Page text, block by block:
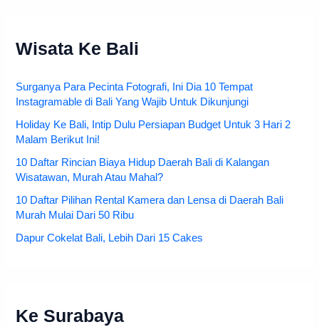
Wisata Ke Bali
Surganya Para Pecinta Fotografi, Ini Dia 10 Tempat
Instagramable di Bali Yang Wajib Untuk Dikunjungi
Holiday Ke Bali, Intip Dulu Persiapan Budget Untuk 3 Hari 2
Malam Berikut Ini!
10 Daftar Rincian Biaya Hidup Daerah Bali di Kalangan
Wisatawan, Murah Atau Mahal?
10 Daftar Pilihan Rental Kamera dan Lensa di Daerah Bali
Murah Mulai Dari 50 Ribu
Dapur Cokelat Bali, Lebih Dari 15 Cakes
Ke Surabaya